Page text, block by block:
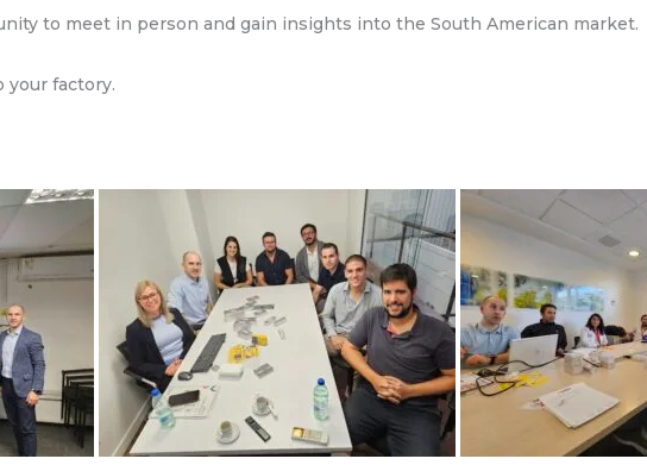
to meet in person and gain insights into the South American market.
your factory.